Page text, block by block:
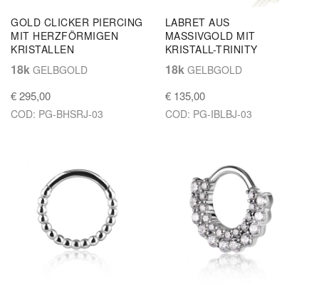
GOLD CLICKER PIERCING
MIT HERZFÖRMIGEN
KRISTALLEN
18k GELBGOLD
€ 295,00
COD: PG-BHSRJ-03
LABRET AUS
MASSIVGOLD MIT
KRISTALL-TRINITY
18kGELBGOLD
€ 135,00
COD: PG-IBLBJ-03